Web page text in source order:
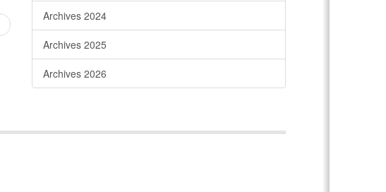
Archives 2024
Archives 2025
Archives 2026